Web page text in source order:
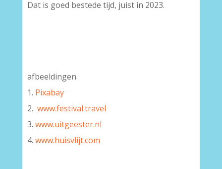
Dat is goed bestede tijd, juist in 2023.
afbeeldingen
1. Pixabay
2. www.festival.travel
3. www.uitgeester.nl
4. www.huisvlijt.com